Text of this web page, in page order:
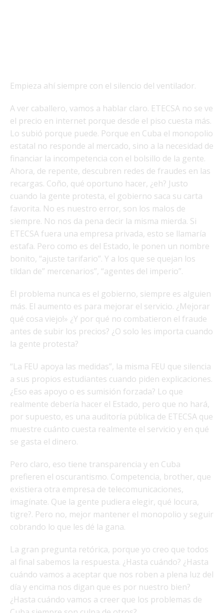
Empieza ahí siempre con el silencio del ventilador.
A ver caballero, vamos a hablar claro. ETECSA no se ve
el precio en internet porque desde el piso cuesta más.
Lo subió porque puede. Porque en Cuba el monopolio
estatal no responde al mercado, sino a la necesidad de
financiar la incompetencia con el bolsillo de la gente.
Ahora, de repente, descubren redes de fraudes en las
recargas. Coño, qué oportuno hacer, ¿eh? Justo
cuando la gente protesta, el gobierno saca su carta
favorita. No es nuestro error, son los malos de
siempre. No nos da pena decir la misma mierda. Si
ETECSA fuera una empresa privada, esto se llamaría
estafa. Pero como es del Estado, le ponen un nombre
bonito, “ajuste tarifario”. Y a los que se quejan los
tildan de” mercenarios”, “agentes del imperio”.
El problema nunca es el gobierno, siempre es alguien
más. El aumento es para mejorar el servicio. ¿Mejorar
qué cosa viejo!» ¿Y por qué no combatieron el fraude
antes de subir los precios? ¿O solo les importa cuando
la gente protesta?
“La FEU apoya las medidas”, la misma FEU que silencia
a sus propios estudiantes cuando piden explicaciones.
¿Eso eas apoyo o es sumisión forzada? Lo que
realmente debería hacer el Estado, pero que no hará,
por supuesto, es una auditoría pública de ETECSA que
muestre cuánto cuesta realmente el servicio y en qué
se gasta el dinero.
Pero claro, eso tiene transparencia y en Cuba
prefieren el oscurantismo. Competencia, brother, que
existiera otra empresa de telecomunicaciones,
imagínate. Que la gente pudiera elegir, qué locura,
tigre?. Pero no, mejor mantener el monopolio y seguir
cobrando lo que les dé la gana.
La gran pregunta retórica, porque yo creo que todos
al final sabemos la respuesta. ¿Hasta cuándo? ¿Hasta
cuándo vamos a aceptar que nos roben a plena luz del
día y encima nos digan que es por nuestro bien?
¿Hasta cuándo vamos a creer que los problemas de